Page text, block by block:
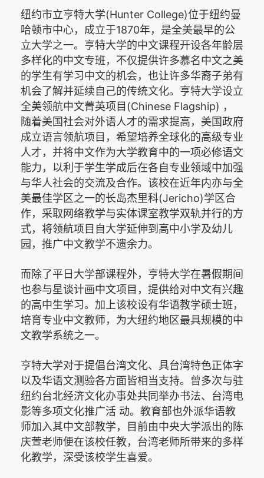
纽约市立亨特大学(Hunter College)位于纽约曼
哈顿市中心，成立于1870年，是全美最早的公
立大学之一。亨特大学的中文课程开设各年龄层
多样化的中文专班，不仅提供许多慕名中文之美
的学生有学习中文的机会，也让许多华裔子弟有
机会了解并延续自己的传统文化。亨特大学设立
全美领航中文菁英项目 (Chinese Flagship) ，
随着美国社会对外语人才的需求提高，美国政府
成立语言领航项目，希望培养全球化的高级专业
人才，并将中文作为大学教育中的一项必修语文
能力，以利于学生学成后在各自专业领域中加强
与华人社会的交流及合作。该校在近年内亦与全
美最佳学区之一的长岛杰里科(Jericho)学区合
作，采取网络教学与实体课室教学双轨并行的方
式，将领航项目自大学延伸到高中小学及幼儿
园，推广中文教学不遗余力。
而除了平日大学部课程外，亨特大学在暑假期间
也参与星谈计画中文项目，提供给对中文有兴趣
的高中生学习。加上该校设有华语教学硕士班，
培育专业中文教师，为大纽约地区最具规模的中
文教学系统之一。
亨特大学对于提倡台湾文化、具台湾特色正体字
以及华语文测验各方面皆相当支持。曾多次与驻
纽约台北经济文化办事处共同举办书法、台湾电
影等多项文化推广活 动。教育部也外派华语教
师加入其中文部教学，目前由中央大学派出的陈
庆萱老师便在该校任教，台湾老师所带来的多样
化教学，深受该校学生喜爱。